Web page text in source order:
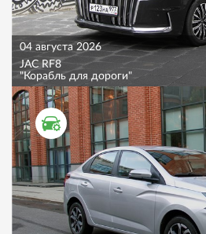
04 августа 2026
JAC RF8
"Корабль для дороги"
ТЕСТ ДРАЙВ